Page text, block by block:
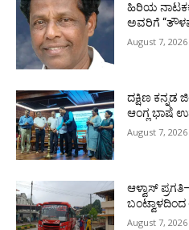
ಹಿರಿಯ
ಅವರಿಗೆ “ತೌಳವ
August 7, 2026
ದಕ್ಷಿಣ ಕನ್ನಡ
ಆಂಗ್ಲ ಭಾಷೆ
August 7, 2026
ಆಳ್ವಾಸ್
August 7, 2026